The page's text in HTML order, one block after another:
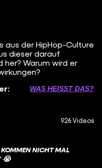
aus der HipHop-Culture
dieser darauf
her? Warum wird er
WAS HEISST DAS?
926 Videos
NICHT MAL
😭